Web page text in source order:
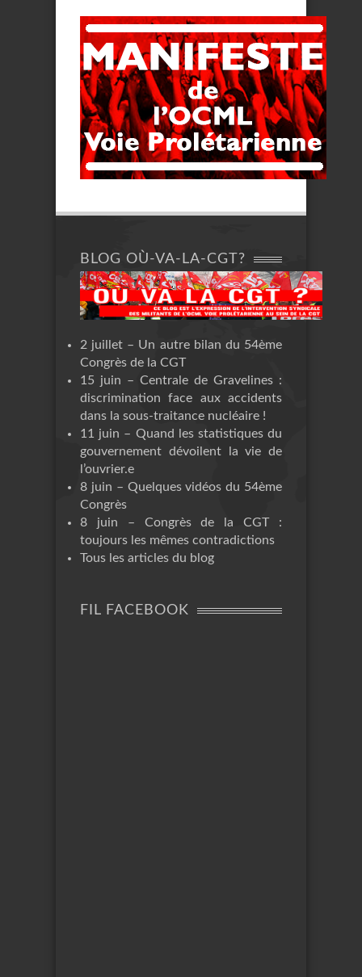
BLOG OÙ-VA-LA-CGT?
2 juillet – Un autre bilan du 54ème
Congrès de la CGT
15 juin – Centrale de Gravelines :
discrimination face aux accidents
dans la sous-traitance nucléaire !
11 juin – Quand les statistiques du
gouvernement dévoilent la vie de
l’ouvrier.e
8 juin – Quelques vidéos du 54ème
Congrès
8 juin – Congrès de la CGT :
toujours les mêmes contradictions
Tous les articles du blog
FIL FACEBOOK